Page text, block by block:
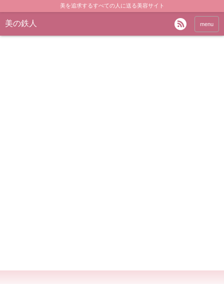
美を追求するすべての人に送る美容サイト
美の鉄人 menu